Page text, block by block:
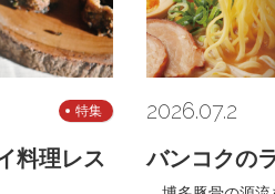
特集
料理レス
2026.07.2
バンコクの